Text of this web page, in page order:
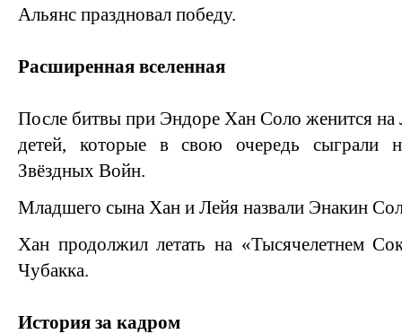
Альянс праздновал победу.
Расширенная вселенная
После битвы при Эндоре Хан Соло женится на
детей, которые в свою очередь сыграли
Звёздных Войн.
Младшего сына Хан и Лейя назвали Энакин
Хан продолжил летать на «Тысячелетнем
Чубакка.
История за кадром